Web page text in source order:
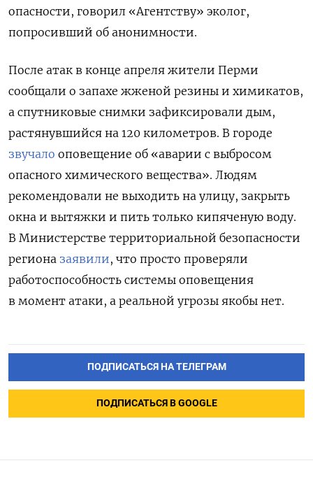
опасности, говорил «Агентству» эколог,
попросивший об анонимности.
После атак в конце апреля жители Перми
сообщали о запахе жженой резины и химикатов,
а спутниковые снимки зафиксировали дым,
растянувшийся на 120 километров. В городе
звучало оповещение об «аварии с выбросом
опасного химического вещества». Людям
рекомендовали не выходить на улицу, закрыть
окна и вытяжки и пить только кипяченую воду.
В Министерстве территориальной безопасности
региона заявили, что просто проверяли
работоспособность системы оповещения
в момент атаки, а реальной угрозы якобы нет.
ПОДПИСАТЬСЯ НА ТЕЛЕГРАМ
ПОДПИСАТЬСЯ В GOOGLE